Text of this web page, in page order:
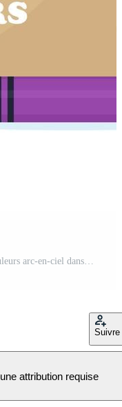
un ensemble de crayons contient sept couleurs arc-en-ciel dans un emballage Vecteur Pro
Suivre
attribution requise